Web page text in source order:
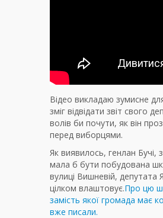
Відео викладаю зумисне
зміг відвідати звіт свого
волів би почути, як він
перед виборцями.
Як виявилось, генлан Бучі,
мала б бути побудована
вулиці Вишневій, депутата
цілком влаштовує.Про цю
замість якої громада має
вже писали.